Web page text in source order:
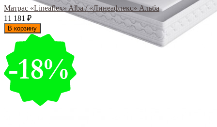
Матрас «Lineaflex» Alba / «Линеафлекс» Альба
11 181
₽
В корзину